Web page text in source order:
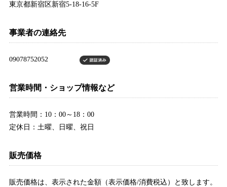
東京都新宿区新宿5-18-16-5F
事業者の連絡先
営業時間・ショップ情報など
営業時間：10：00～18：00
定休日：土曜、日曜、祝日
販売価格
販売価格は、表示された金額（表示価格/消費税込）と致します。